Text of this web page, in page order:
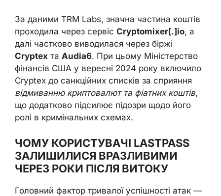
За даними TRM Labs, значна частина коштів
проходила через сервіс Cryptomixer[.]io, а
далі частково виводилася через біржі
Cryptex та Audia6. При цьому Міністерство
фінансів США у вересні 2024 року включило
Cryptex до санкційних списків за сприяння
відмиванню криптовалют та фіатних коштів,
що додатково підсилює підозри щодо його
ролі в кримінальних схемах.
ЧОМУ КОРИСТУВАЧІ LASTPASS
ЗАЛИШИЛИСЯ ВРАЗЛИВИМИ
ЧЕРЕЗ РОКИ ПІСЛЯ ВИТОКУ
Головний фактор тривалої успішності атак —